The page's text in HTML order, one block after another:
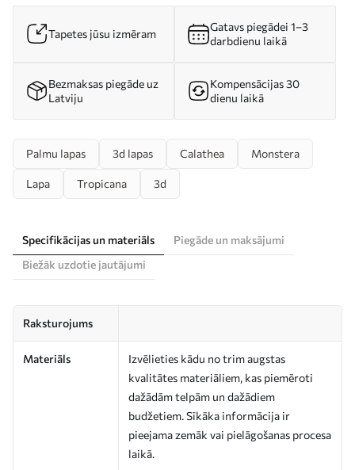
Tapetes jūsu izmēram
Gatavs piegādei 1–3
darbdienu laikā
Bezmaksas piegāde uz
Latviju
Kompensācijas 30
dienu laikā
Palmu lapas 3d lapas Calathea Monstera
Lapa Tropicana 3d
Specifikācijas un materiāls
Piegāde un maksājumi
Biežāk uzdotie jautājumi
Raksturojums
Materiāls
Izvēlieties kādu no trim augstas
kvalitātes materiāliem, kas piemēroti
dažādām telpām un dažādiem
budžetiem. Sīkāka informācija ir
pieejama zemāk vai pielāgošanas procesa
laikā.